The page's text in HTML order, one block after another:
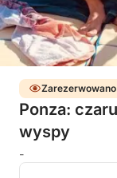
Ponza:
wyspy
-